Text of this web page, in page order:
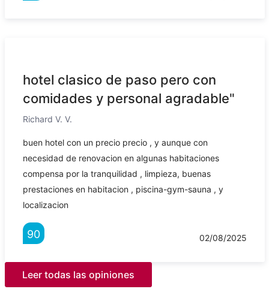
hotel clasico de paso pero con
comidades y personal agradable"
Richard V. V.
buen hotel con un precio precio , y aunque con
necesidad de renovacion en algunas habitaciones
compensa por la tranquilidad , limpieza, buenas
prestaciones en habitacion , piscina-gym-sauna , y
localizacion
90 02/08/2025
Leer todas las opiniones